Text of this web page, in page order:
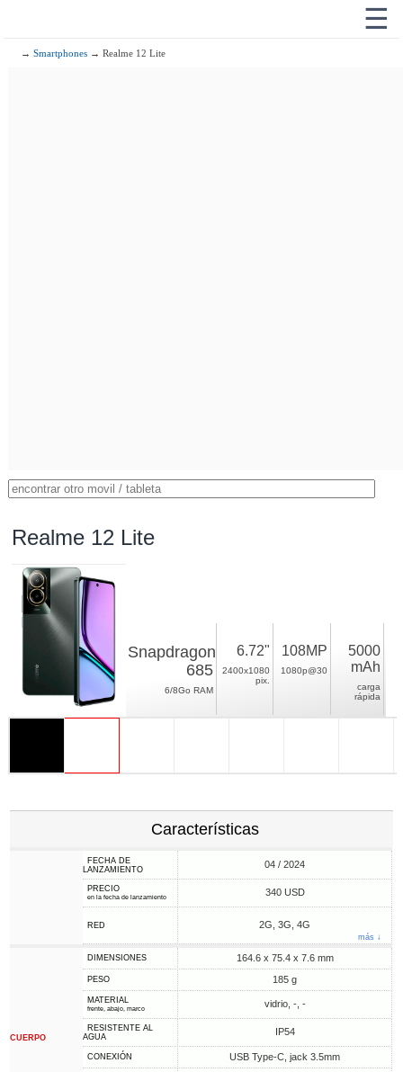
☰
→Smartphones → Realme 12 Lite
Realme 12 Lite
Snapdragon
685
6/8Go RAM
6.72"
2400x1080
pix.
108MP
1080p@30
5000
mAh
carga
rápida
Características
FECHA DE
LANZAMIENTO
04 / 2024
PRECIO
en la fecha de lanzamiento 340 USD
RED 2G, 3G, 4G
más ↓
CUERPO
DIMENSIONES 164.6 x 75.4 x 7.6 mm
PESO 185 g
MATERIAL
frente, abajo, marco vidrio, -, -
RESISTENTE AL
AGUA
IP54
CONEXIÓN USB Type-C, jack 3.5mm